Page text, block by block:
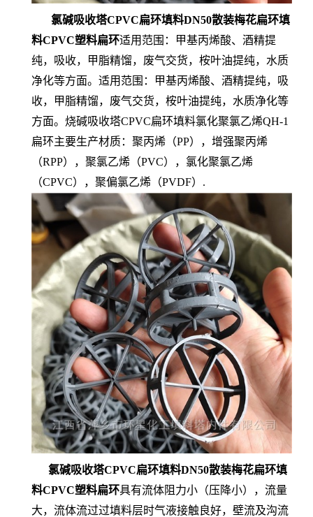
氯碱吸收塔CPVC扁环填料DN50散装梅花扁环填
料CPVC塑料扁环适用范围：甲基丙烯酸、酒精提
纯，吸收，甲脂精馏，废气交货，桉叶油提纯，水质
净化等方面。适用范围：甲基丙烯酸、酒精提纯，吸
收，甲脂精馏，废气交货，桉叶油提纯，水质净化等
方面。烧碱吸收塔CPVC扁环填料氯化聚氯乙烯QH-1
扁环主要生产材质：聚丙烯（PP），增强聚丙烯
（RPP），聚氯乙烯（PVC），氯化聚氯乙烯
（CPVC），聚偏氯乙烯（PVDF）.
氯碱吸收塔CPVC扁环填料DN50散装梅花扁环填
料CPVC塑料扁环具有流体阻力小（压降小），流量
大，流体流过过填料层时气液接触良好，壁流及沟流